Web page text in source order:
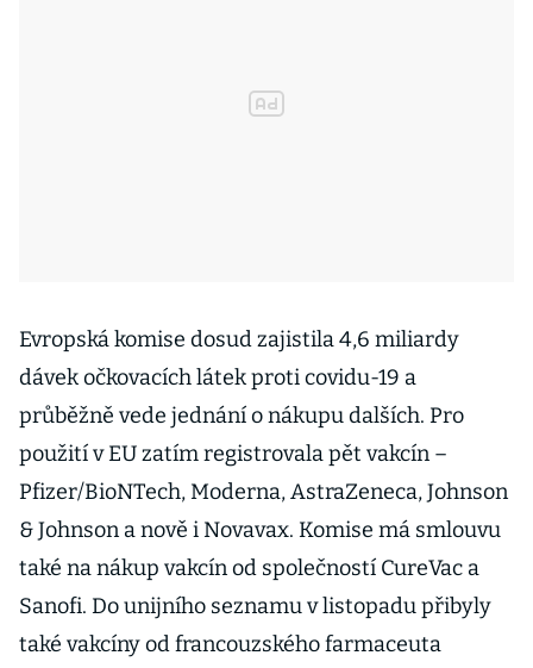
Evropská komise dosud zajistila 4,6 miliardy
dávek očkovacích látek proti covidu-19 a
průběžně vede jednání o nákupu dalších. Pro
použití v EU zatím registrovala pět vakcín –
Pfizer/BioNTech, Moderna, AstraZeneca, Johnson
& Johnson a nově i Novavax. Komise má smlouvu
také na nákup vakcín od společností CureVac a
Sanofi. Do unijního seznamu v listopadu přibyly
také vakcíny od francouzského farmaceuta